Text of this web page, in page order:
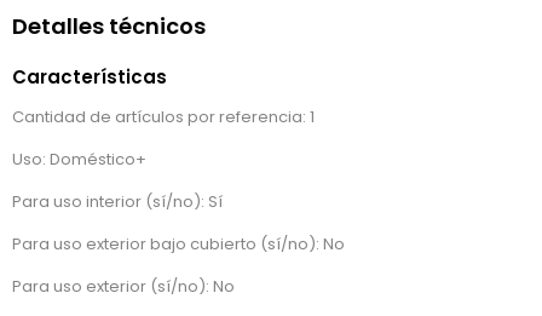
Detalles técnicos
Características
Cantidad de artículos por referencia: 1
Uso: Doméstico+
Para uso interior (sí/no): Sí
Para uso exterior bajo cubierto (sí/no): No
Para uso exterior (sí/no): No